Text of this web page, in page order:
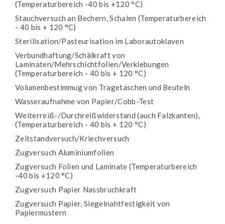
(Temperaturbereich -40 bis +120 °C)
Stauchversuch an Bechern, Schalen (Temperaturbereich
- 40 bis + 120 °C)
Sterilisation/Pasteurisation im Laborautoklaven
Verbundhaftung/Schälkraft von
Laminaten/Mehrschichtfolien/Verklebungen
(Temperaturbereich - 40 bis + 120 °C)
Volumenbestimmug von Tragetaschen und Beuteln
Wasseraufnahme von Papier/Cobb-Test
Weiterreiß-/Durchreißwiderstand (auch Falzkanten),
(Temperaturbereich - 40 bis + 120 °C)
Zeitstandversuch/Kriechversuch
Zugversuch Aluminiumfolien
Zugversuch Folien und Laminate (Temperaturbereich
-40 bis +120 °C)
Zugversuch Papier Nassbruchkraft
Zugversuch Papier, Siegelnahtfestigkeit von
Papiermustern